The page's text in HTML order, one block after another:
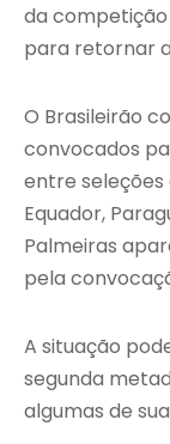
da
para retornar
O Brasileirão
convocados
entre seleções
Equador,
Palmeiras
pela
A situação
segunda
algumas de